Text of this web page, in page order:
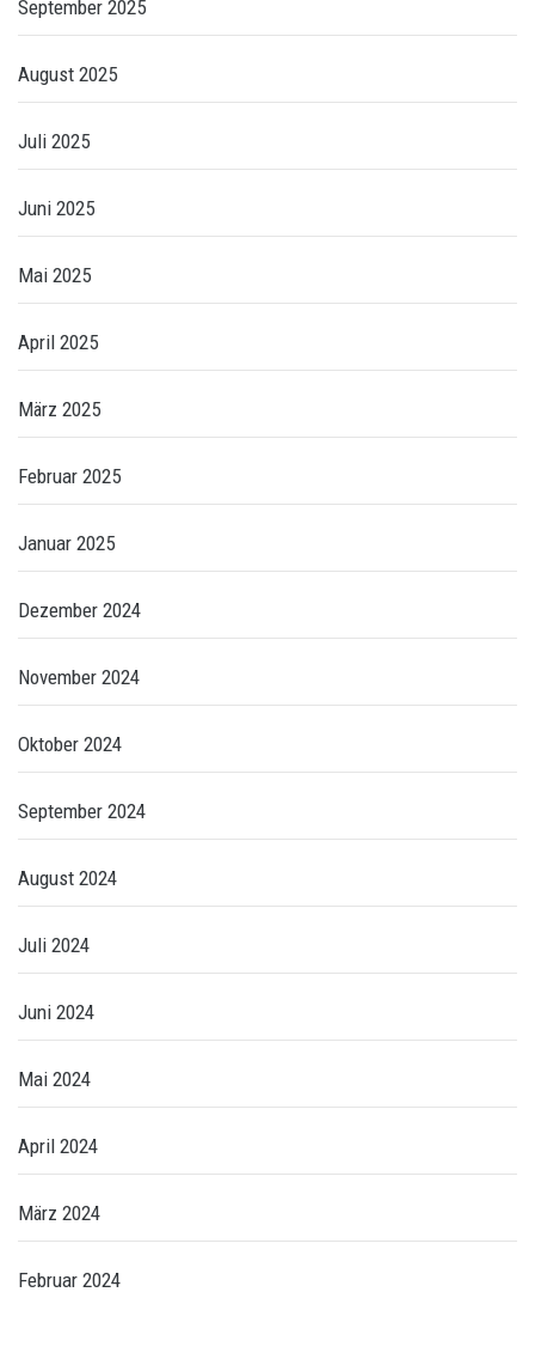
September 2025
August 2025
Juli 2025
Juni 2025
Mai 2025
April 2025
März 2025
Februar 2025
Januar 2025
Dezember 2024
November 2024
Oktober 2024
September 2024
August 2024
Juli 2024
Juni 2024
Mai 2024
April 2024
März 2024
Februar 2024